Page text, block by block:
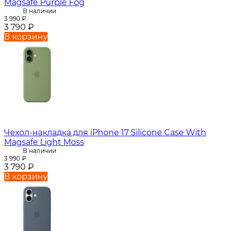
Magsafe Purple Fog
В наличии
3 990 ₽
3 790 ₽
В корзину
Чехол-накладка для iPhone 17 Silicone Case With
Magsafe Light Moss
В наличии
3 990 ₽
3 790 ₽
В корзину